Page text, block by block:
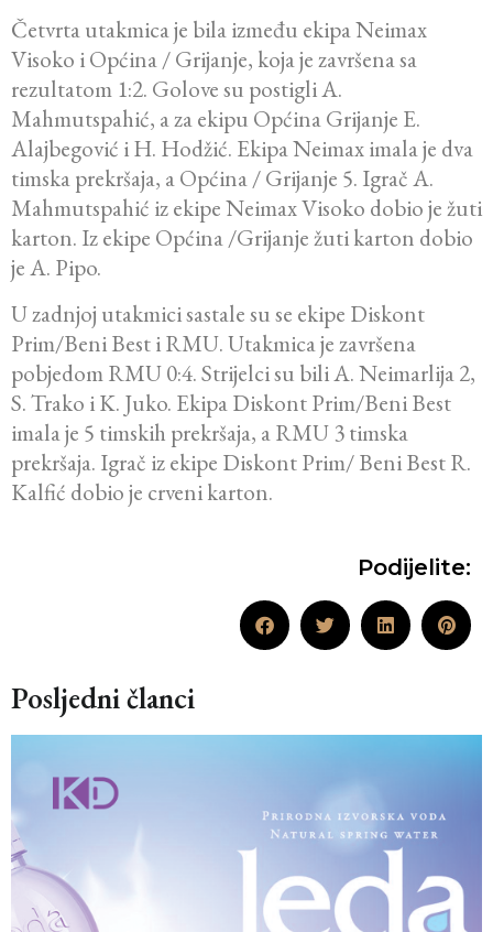
Četvrta utakmica je bila između ekipa Neimax
Visoko i Općina / Grijanje, koja je završena sa
rezultatom 1:2. Golove su postigli A.
Mahmutspahić, a za ekipu Općina Grijanje E.
Alajbegović i H. Hodžić. Ekipa Neimax imala je dva
timska prekršaja, a Općina / Grijanje 5. Igrač A.
Mahmutspahić iz ekipe Neimax Visoko dobio je žuti
karton. Iz ekipe Općina /Grijanje žuti karton dobio
je A. Pipo.
U zadnjoj utakmici sastale su se ekipe Diskont
Prim/Beni Best i RMU. Utakmica je završena
pobjedom RMU 0:4. Strijelci su bili A. Neimarlija 2,
S. Trako i K. Juko. Ekipa Diskont Prim/Beni Best
imala je 5 timskih prekršaja, a RMU 3 timska
prekršaja. Igrač iz ekipe Diskont Prim/ Beni Best R.
Kalfić dobio je crveni karton.
Podijelite:
Posljedni članci